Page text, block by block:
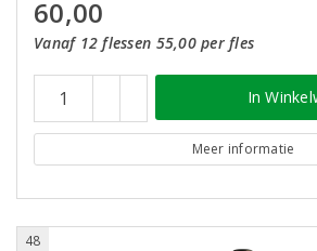
60,00
Vanaf 12 flessen 55,00 per fles
In
Meer informatie
48